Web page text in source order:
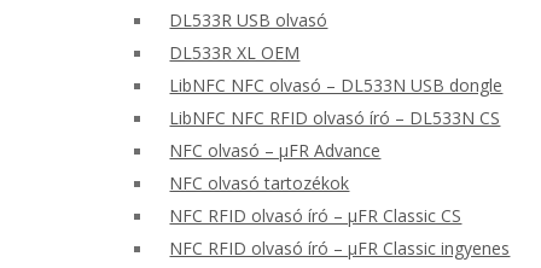
DL533R USB olvasó
DL533R XL OEM
LibNFC NFC olvasó – DL533N USB dongle
LibNFC NFC RFID olvasó író – DL533N CS
NFC olvasó – μFR Advance
NFC olvasó tartozékok
NFC RFID olvasó író – μFR Classic CS
NFC RFID olvasó író – μFR Classic ingyenes